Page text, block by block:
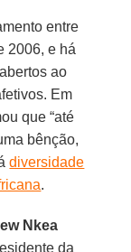
entre
2006, e há
ao
Em
que “até
bênção,
diversidade
.
Nkea
da